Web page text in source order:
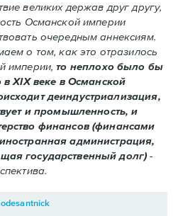
великих держав друг другу,
Османской империи
очередным аннексиям.
о том, как это отразилось
империи,то неплохо было бы
в XIX веке в Османской
деиндустриализация,
и промышленность, и
финансов (финансами
администрация,
государственный долг)-